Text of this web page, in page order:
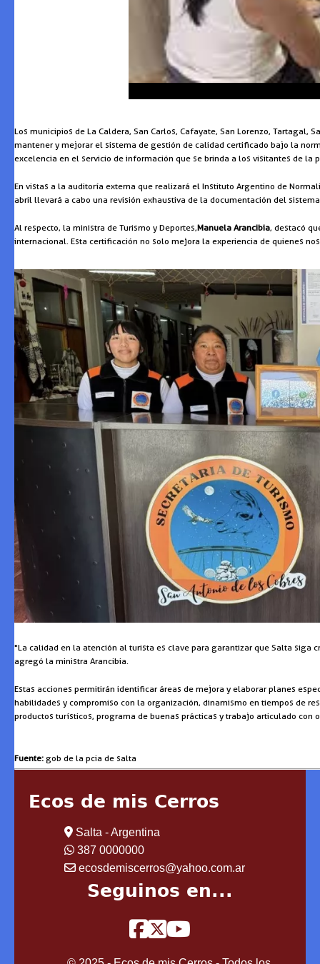
Los municipios de La Caldera, San Carlos, Cafayate, San Lorenzo, Tartagal,
mantener y mejorar el sistema de gestión de calidad certificado bajo la
excelencia en el servicio de información que se brinda a los visitantes de la
En vistas a la auditoría externa que realizará el Instituto Argentino de
abril llevará a cabo una revisión exhaustiva de la documentación del
Al respecto, la ministra de Turismo y Deportes,Manuela Arancibia, destacó
internacional. Esta certificación no solo mejora la experiencia de quienes
"La calidad en la atención al turista es clave para garantizar que Salta siga
agregó la ministra Arancibia.
Estas acciones permitirán identificar áreas de mejora y elaborar planes
habilidades y compromiso con la organización, dinamismo en tiempos de
productos turísticos, programa de buenas prácticas y trabajo articulado con
Fuente: gob de la pcia de salta
Ecos de mis Cerros
Salta - Argentina
387 0000000
ecosdemiscerros@yahoo.com.ar
Seguinos en...